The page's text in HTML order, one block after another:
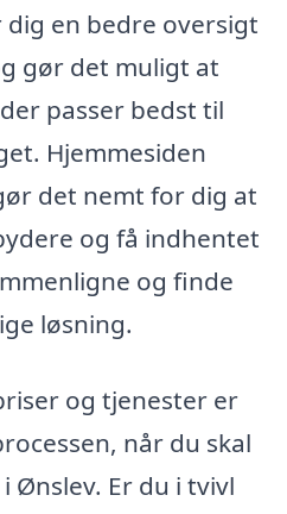
en bedre oversigt
gør det muligt at
passer bedst til
Hjemmesiden
det nemt for dig at
og få indhentet
og finde
løsning.
og tjenester er
når du skal
Ønslev. Er du i tvivl